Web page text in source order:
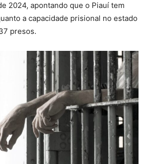
2024, apontando que o Piauí tem
a capacidade prisional no estado
presos.